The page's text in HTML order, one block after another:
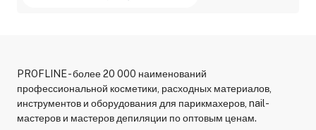
PROFLINE - более 20 000 наименований
профессиональной косметики, расходных материалов,
инструментов и оборудования для парикмахеров, nail-
мастеров и мастеров депиляции по оптовым ценам.